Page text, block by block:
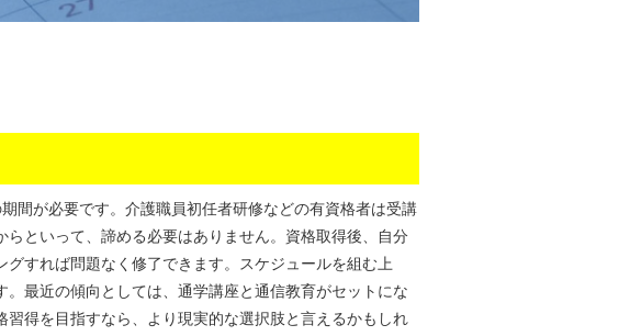
間が必要です。介護職員初任者研修などの有資格者は受講
といって、諦める必要はありません。資格取得後、自分
すれば問題なく修了できます。スケジュールを組む上
最近の傾向としては、通学講座と通信教育がセットにな
得を目指すなら、より現実的な選択肢と言えるかもしれ